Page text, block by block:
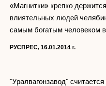
«Магнитки» крепко
влиятельных людей
самым богатым человеком в
РУСПРЕС, 16.01.2014 г.
"Уралвагонзавод"